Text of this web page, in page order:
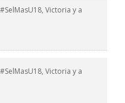
Victoria y a
Victoria y a